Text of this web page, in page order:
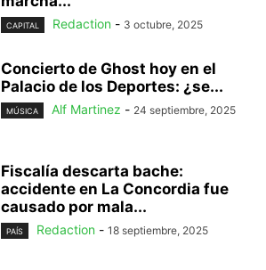
CAPITAL Redaction - 3 octubre, 2025
Concierto de Ghost hoy en el
Palacio de los Deportes: ¿se...
MÚSICA Alf Martinez - 24 septiembre, 2025
Fiscalía descarta bache:
accidente en La Concordia fue
causado por mala...
PAÍS Redaction - 18 septiembre, 2025